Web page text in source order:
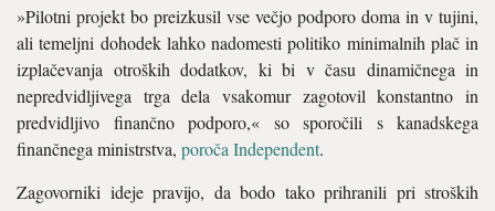
»Pilotni projekt bo preizkusil vse večjo podporo doma in v tujini,
ali temeljni dohodek lahko nadomesti politiko minimalnih plač in
izplačevanja otroških dodatkov, ki bi v času dinamičnega in
nepredvidljivega trga dela vsakomur zagotovil konstantno in
predvidljivo finančno podporo,« so sporočili s kanadskega
finančnega ministrstva, poroča Independent.
Zagovorniki ideje pravijo, da bodo tako prihranili pri stroških